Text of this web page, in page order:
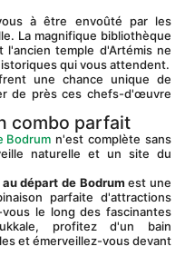
La magnifique bibliothèque
temple d'Artémis ne
qui vous attendent.
une chance unique de
de près ces chefs-d'œuvre
combo parfait
Bodrum n'est complète sans
naturelle et un site du
départ de Bodrum est une
parfaite d'attractions
le long des fascinantes
profitez d'un bain
et émerveillez-vous devant